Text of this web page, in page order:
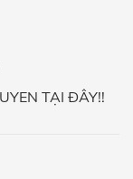
TẠI ĐÂY!!